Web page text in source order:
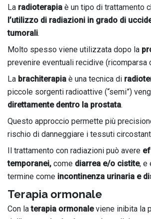
La radioterapia è un tipo di trattamento
l’utilizzo di radiazioni in grado di
tumorali.
Molto spesso viene utilizzata dopo la
prevenire eventuali recidive (ricomparsa
La brachiterapia è una tecnica di
piccole sorgenti radioattive (“semi”)
direttamente dentro la prostata.
Questo approccio permette più
rischio di danneggiare i tessuti
Il trattamento con radiazioni può avere
temporanei, come diarrea e/o cistite, e
termine come incontinenza urinaria e
Terapia ormonale
Con laterapia ormonaleviene inibita la